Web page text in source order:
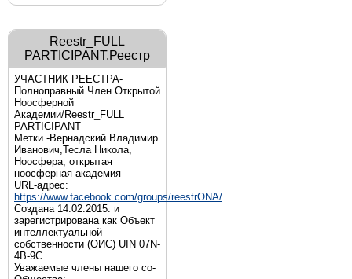
Reestr_FULL
PARTICIPANT.Реестр
УЧАСТНИК РЕЕСТРА-
Полноправный Член Открытой
Ноосферной
Академии/Reestr_FULL
PARTICIPANT
Метки -Вернадский Владимир
Иванович,Тесла Никола,
Ноосфера, открытая
ноосферная академия
URL-адрес:
https://www.facebook.com/groups/reestrONA/
Создана 14.02.2015. и
зарегистрирована как Объект
интеллектуальной
собственности (ОИС) UIN 07N-
4B-9C.
Уважаемые члены нашего со-